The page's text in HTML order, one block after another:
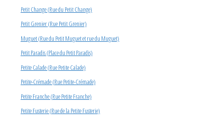
Petit Change (Rue du Petit Change)
Petit Grenier (Rue Petit Grenier)
Muguet (Rue du Petit Muguet et rue du Muguet)
Petit Paradis (Place du Petit Paradis)
Petite Calade (Rue Petite Calade)
Petite-Crémade (Rue Petite-Crémade)
Petite Franche (Rue Petite Franche)
Petite Fusterie (Rue de la Petite Fusterie)